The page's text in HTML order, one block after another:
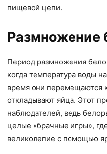
пищевой цепи.
Размножение
Период размножения
когда температура воды
время они перемещаются
откладывают яйца. Этот
наблюдателей, ведь
целые «брачные игры»,
великолепие с помощью